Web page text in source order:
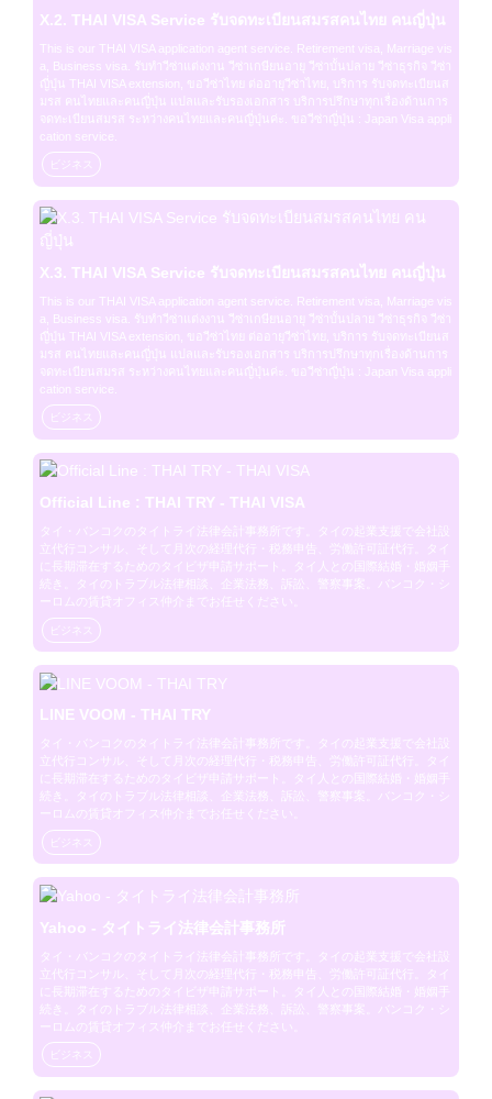
X.2. THAI VISA Service รับจดทะเบียนสมรสคนไทย คนญี่ปุ่น
This is our THAI VISA application agent service. Retirement visa, Marriage vis
a, Business visa. รับทำวีซ่าแต่งงาน วีซ่าเกษียนอายุ วีซ่าบั้นปลาย วีซ่าธุรกิจ วีซ่า
ญี่ปุ่น THAI VISA extension, ขอวีซ่าไทย ต่ออายุวีซ่าไทย, บริการ รับจดทะเบียนส
มรส คนไทยและคนญี่ปุ่น แปลและรับรองเอกสาร บริการปรึกษาทุกเรื่องด้านการ
จดทะเบียนสมรส ระหว่างคนไทยและคนญี่ปุ่นค่ะ. ขอวีซ่าญี่ปุ่น : Japan Visa appli
cation service.
ビジネス
X.3. THAI VISA Service รับจดทะเบียนสมรสคนไทย คนญี่ปุ่น
This is our THAI VISA application agent service. Retirement visa, Marriage vis
a, Business visa. รับทำวีซ่าแต่งงาน วีซ่าเกษียนอายุ วีซ่าบั้นปลาย วีซ่าธุรกิจ วีซ่า
ญี่ปุ่น THAI VISA extension, ขอวีซ่าไทย ต่ออายุวีซ่าไทย, บริการ รับจดทะเบียนส
มรส คนไทยและคนญี่ปุ่น แปลและรับรองเอกสาร บริการปรึกษาทุกเรื่องด้านการ
จดทะเบียนสมรส ระหว่างคนไทยและคนญี่ปุ่นค่ะ. ขอวีซ่าญี่ปุ่น : Japan Visa appli
cation service.
ビジネス
Official Line : THAI TRY - THAI VISA
タイ・バンコクのタイトライ法律会計事務所です。タイの起業支援で会社設
立代行コンサル、そして月次の経理代行・税務申告、労働許可証代行。タイ
に長期滞在するためのタイビザ申請サポート。タイ人との国際結婚・婚姻手
続き。タイのトラブル法律相談、企業法務、訴訟、警察事案。バンコク・シ
ーロムの賃貸オフィス仲介までお任せください。
ビジネス
LINE VOOM - THAI TRY
タイ・バンコクのタイトライ法律会計事務所です。タイの起業支援で会社設
立代行コンサル、そして月次の経理代行・税務申告、労働許可証代行。タイ
に長期滞在するためのタイビザ申請サポート。タイ人との国際結婚・婚姻手
続き。タイのトラブル法律相談、企業法務、訴訟、警察事案。バンコク・シ
ーロムの賃貸オフィス仲介までお任せください。
ビジネス
Yahoo - タイトライ法律会計事務所
タイ・バンコクのタイトライ法律会計事務所です。タイの起業支援で会社設
立代行コンサル、そして月次の経理代行・税務申告、労働許可証代行。タイ
に長期滞在するためのタイビザ申請サポート。タイ人との国際結婚・婚姻手
続き。タイのトラブル法律相談、企業法務、訴訟、警察事案。バンコク・シ
ーロムの賃貸オフィス仲介までお任せください。
ビジネス